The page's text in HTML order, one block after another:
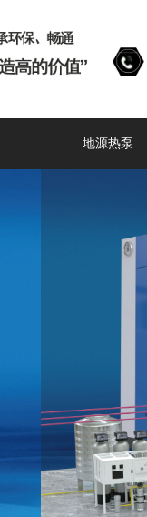
地源热泵